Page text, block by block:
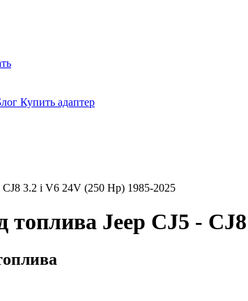
Купить адаптер
CJ8 3.2 i V6 24V (250 Hp) 1985-2025
топлива Jeep CJ5 -